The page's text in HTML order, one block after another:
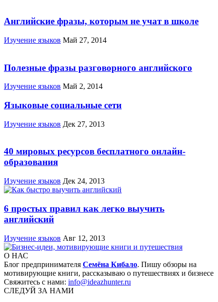
Английские фразы, которым не учат в школе
Изучение языков Май 27, 2014
Полезные фразы разговорного английского
Изучение языков Май 2, 2014
Языковые социальные сети
Изучение языков Дек 27, 2013
40 мировых ресурсов бесплатного онлайн-
образования
Изучение языков Дек 24, 2013
6 простых правил как легко выучить
английский
Изучение языков Авг 12, 2013
О НАС
Блог предпринимателя Семёна Кибало. Пишу обзоры на
мотивирующие книги, рассказываю о путешествиях и бизнесе
Свяжитесь с нами: info@ideazhunter.ru
СЛЕДУЙ ЗА НАМИ